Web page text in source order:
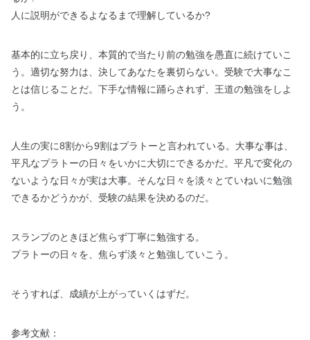
人に説明ができるよなるまで理解しているか?
基本的に立ち戻り、本質的で当たり前の勉強を愚直に続けていこ
う。適切な努力は、決してあなたを裏切らない。受験で大事なこ
とは信じることだ。下手な情報に踊らされず、王道の勉強をしよ
う。
人生の実に8割から9割はプラトーと言われている。大事な事は、
平凡なプラトーの日々をいかに大切にできるかだ。平凡で変化の
ないような日々が実は大事。そんな日々を淡々とていねいに勉強
できるかどうかが、受験の結果を決めるのだ。
スランプのときほど焦らず丁寧に勉強する。
プラトーの日々を、焦らず淡々と勉強していこう。
そうすれば、成績が上がっていくはずだ。
参考文献：